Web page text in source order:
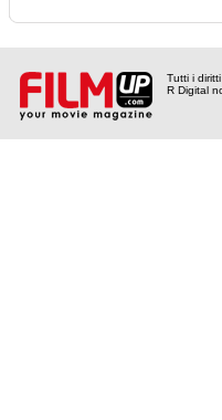
Tutti i
R Digital